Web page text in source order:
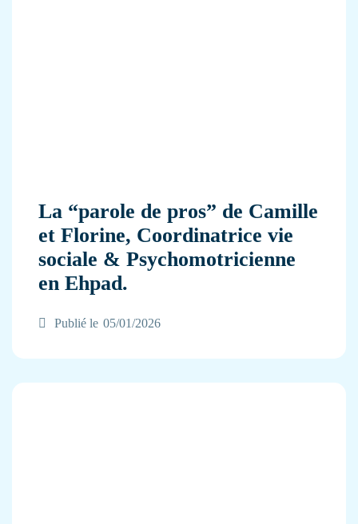
La “parole de pros” de Camille
et Florine, Coordinatrice vie
sociale & Psychomotricienne
en Ehpad.
Publié le 05/01/2026